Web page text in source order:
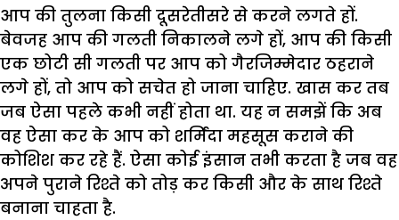
आप की तुलना किसी दूसरेतीसरे से करने लगते हों.
बेवजह आप की गलती निकालने लगे हों, आप की किसी
एक छोटी सी गलती पर आप को गैरजिम्मेदार ठहराने
लगे हों, तो आप को सचेत हो जाना चाहिए. खास कर तब
जब ऐसा पहले कभी नहीं होता था. यह न समझें कि अब
वह ऐसा कर के आप को शर्मिंदा महसूस कराने की
कोशिश कर रहे हैं. ऐसा कोई इंसान तभी करता है जब वह
अपने पुराने रिश्ते को तोड़ कर किसी और के साथ रिश्ते
बनाना चाहता है.